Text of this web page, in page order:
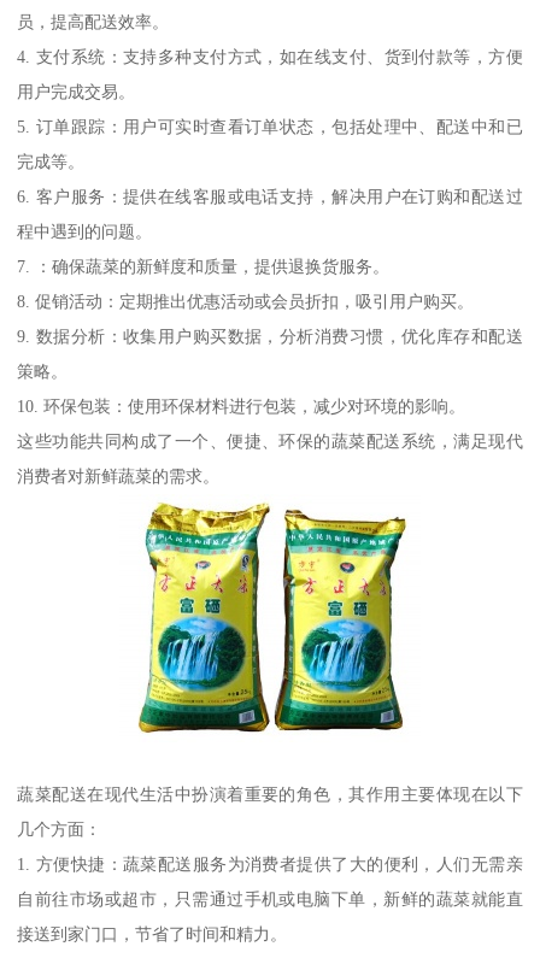
员，提高配送效率。
4. 支付系统：支持多种支付方式，如在线支付、货到付款等，方便
用户完成交易。
5. 订单跟踪：用户可实时查看订单状态，包括处理中、配送中和已
完成等。
6. 客户服务：提供在线客服或电话支持，解决用户在订购和配送过
程中遇到的问题。
7. ：确保蔬菜的新鲜度和质量，提供退换货服务。
8. 促销活动：定期推出优惠活动或会员折扣，吸引用户购买。
9. 数据分析：收集用户购买数据，分析消费习惯，优化库存和配送
策略。
10. 环保包装：使用环保材料进行包装，减少对环境的影响。
这些功能共同构成了一个、便捷、环保的蔬菜配送系统，满足现代
消费者对新鲜蔬菜的需求。
蔬菜配送在现代生活中扮演着重要的角色，其作用主要体现在以下
几个方面：
1. 方便快捷：蔬菜配送服务为消费者提供了大的便利，人们无需亲
自前往市场或超市，只需通过手机或电脑下单，新鲜的蔬菜就能直
接送到家门口，节省了时间和精力。